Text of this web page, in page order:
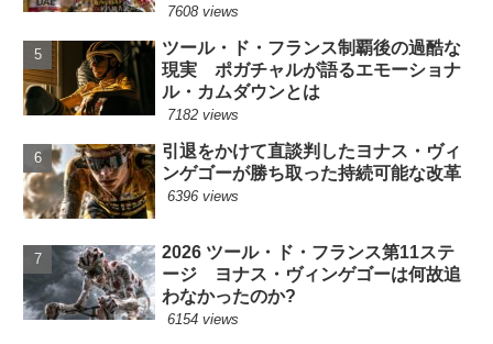
7608 views
ツール・ド・フランス制覇後の過酷な
現実 ポガチャルが語るエモーショナ
ル・カムダウンとは
7182 views
引退をかけて直談判したヨナス・ヴィ
ンゲゴーが勝ち取った持続可能な改革
6396 views
2026 ツール・ド・フランス第11ステ
ージ ヨナス・ヴィンゲゴーは何故追
わなかったのか?
6154 views